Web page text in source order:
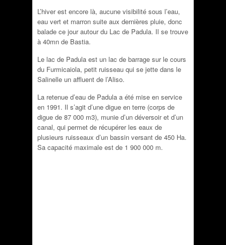
L’hiver est encore là, aucune visibilité sous l’eau,
eau vert et marron suite aux dernières pluie, donc
balade ce jour autour du Lac de Padula. Il se trouve
à 40mn de Bastia.
Le lac de Padula est un lac de barrage sur le cours
du Furmicaiola, petit ruisseau qui se jette dans le
Salinelle un affluent de l’Aliso.
La retenue d’eau de Padula a été mise en service
en 1991. Il s’agit d’une digue en terre (corps de
digue de 87 000 m3), munie d’un déversoir et d’un
canal, qui permet de récupérer les eaux de
plusieurs ruisseaux d’un bassin versant de 450 Ha.
Sa capacité maximale est de 1 900 000 m.